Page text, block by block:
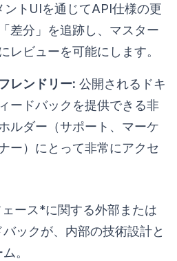
ントUIを通じてAPI仕様の更
差分」を追跡し、マスター
レビューを可能にします。
レンドリー: 公開されるドキ
ードバックを提供できる非
ルダー（サポート、マーケ
ー）にとって非常にアクセ
ース*に関する外部または
ックが、内部の技術設計と
。